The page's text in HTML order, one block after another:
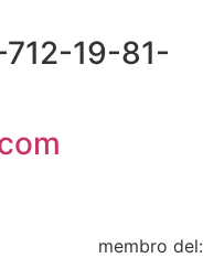
19-81-
membro del: